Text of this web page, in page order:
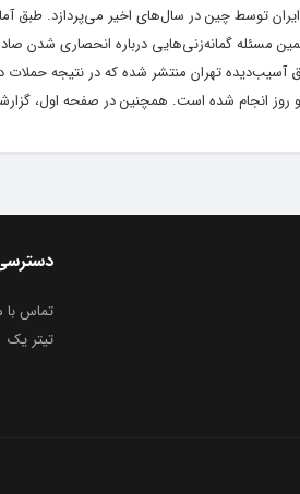
توسط چین در سال‌های اخیر می‌پردازد. طبق
و همین مسئله گمانه‌زنی‌هایی درباره انحصاری
آسیب‌دیده تهران منتشر شده که در نتیجه
روز انجام شده است. همچنین در صفحه اول،
تماس با
تیتر یک